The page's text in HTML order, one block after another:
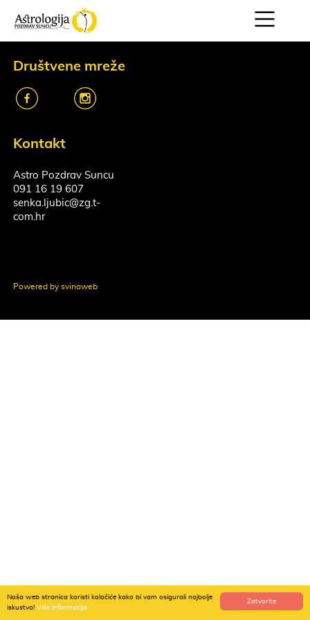
Zatvorite
Naša web stranica koristi kolačiće kako bi vam osigurali najbolje
iskustvo! Više informacija
Društvene mreže
k o
Kontakt
Astro Pozdrav Suncu
091 16 19 607
senka.ljubic@zg.t-
com.hr
Powered by svinaweb